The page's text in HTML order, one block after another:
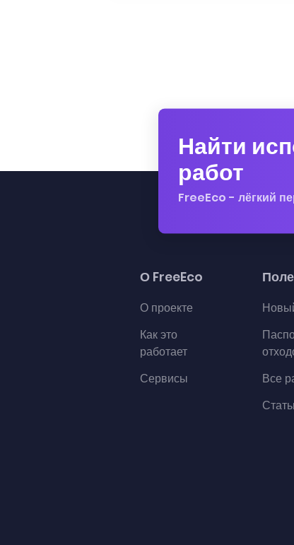
Найти
работ
FreeEco - лёгкий
О FreeEco
О проекте
Как это
работает
Сервисы
Все